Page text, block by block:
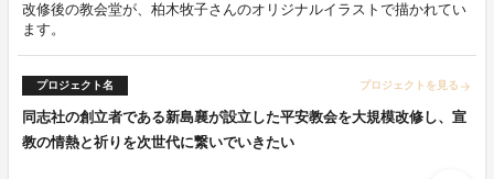
改修後の教会堂が、柏木牧子さんのオリジナルイラストで描かれてい
ます。
プロジェクト名 プロジェクトを見る arrow_forward
同志社の創立者である新島襄が設立した平安教会を大規模改修し、宣
教の情熱と祈りを次世代に繋いでいきたい